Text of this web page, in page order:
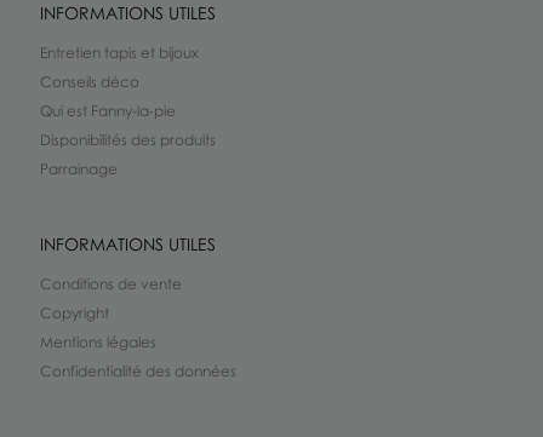
INFORMATIONS UTILES
Entretien tapis et bijoux
Conseils déco
Qui est Fanny-la-pie
Disponibilités des produits
Parrainage
INFORMATIONS UTILES
Conditions de vente
Copyright
Mentions légales
Confidentialité des données